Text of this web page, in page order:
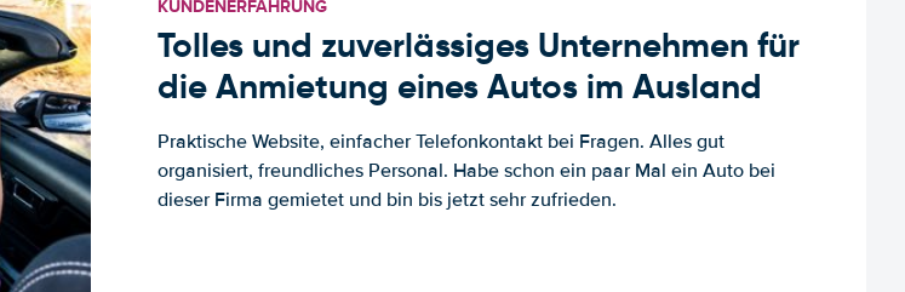
KUNDENERFAHRUNG
Tolles und zuverlässiges Unternehmen für
die Anmietung eines Autos im Ausland
Praktische Website, einfacher Telefonkontakt bei Fragen. Alles gut
organisiert, freundliches Personal. Habe schon ein paar Mal ein Auto bei
dieser Firma gemietet und bin bis jetzt sehr zufrieden.